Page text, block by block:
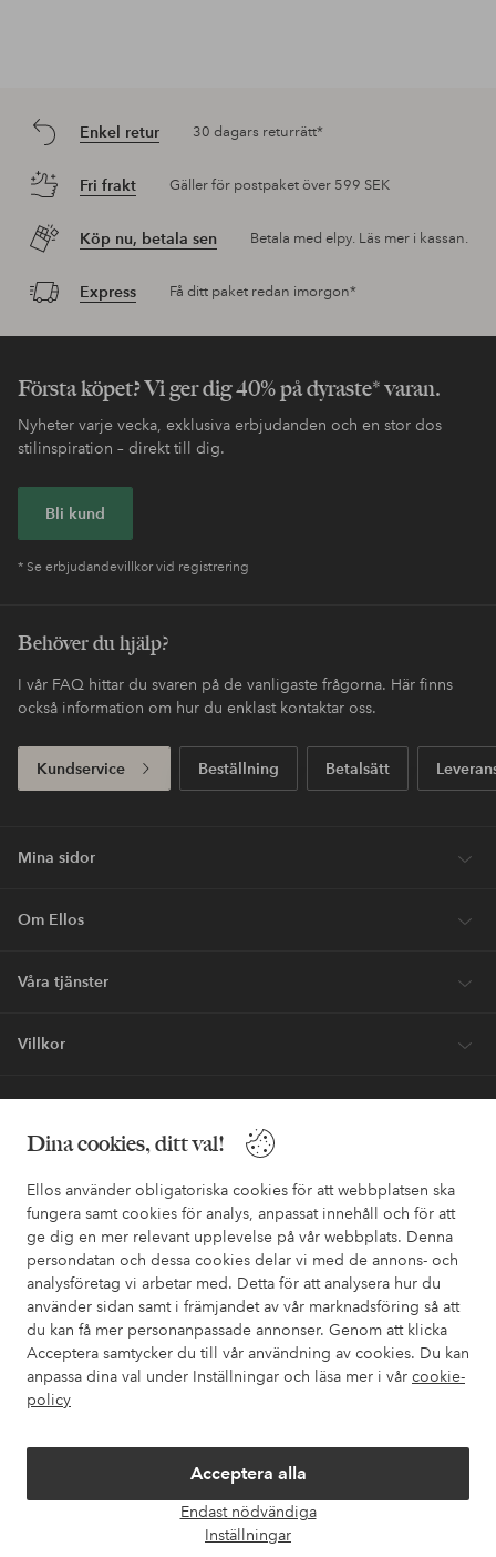
Dina cookies, ditt val!
Ellos använder obligatoriska cookies för att webbplatsen ska
fungera samt cookies för analys, anpassat innehåll och för att
ge dig en mer relevant upplevelse på vår webbplats. Denna
persondatan och dessa cookies delar vi med de annons- och
analysföretag vi arbetar med. Detta för att analysera hur du
använder sidan samt i främjandet av vår marknadsföring så att
du kan få mer personanpassade annonser. Genom att klicka
Acceptera samtycker du till vår användning av cookies. Du kan
anpassa dina val under Inställningar och läsa mer i vår cookie-
policy
Acceptera alla
Endast nödvändiga
Inställningar
Enkel retur 30 dagars returrätt*
Fri frakt Gäller för postpaket över 599 SEK
Köp nu, betala sen Betala med elpy. Läs mer i kassan.
Express Få ditt paket redan imorgon*
Första köpet? Vi ger dig 40% på dyraste* varan.
Nyheter varje vecka, exklusiva erbjudanden och en stor dos
stilinspiration – direkt till dig.
Bli kund
* Se erbjudandevillkor vid registrering
Behöver du hjälp?
I vår FAQ hittar du svaren på de vanligaste frågorna. Här finns
också information om hur du enklast kontaktar oss.
Kundservice Beställning Betalsätt
Mina sidor
Om Ellos
Våra tjänster
Villkor
Vänner
Säkra betalningar - Betala direkt eller dela upp
Vill du veta mer om våra betalalternativ?
elpy elpy
Facebook Instagram Pinterest
Youtube